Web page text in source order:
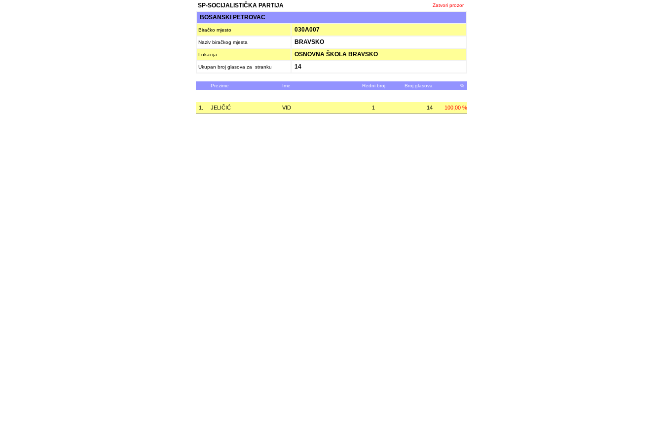
SP-SOCIJALISTIČKA PARTIJA Zatvori prozor
BOSANSKI PETROVAC
Biračko mjesto 030A007
Naziv biračkog mjesta BRAVSKO
Lokacija OSNOVNA ŠKOLA BRAVSKO
Ukupan broj glasova za stranku 14
Prezime Ime Redni broj Broj glasova %
1. JELIČIĆ VID 1 14 100,00 %